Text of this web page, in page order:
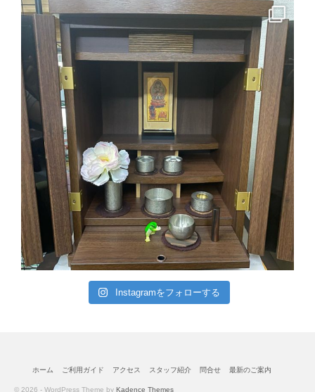
Instagramをフォローする
ホーム ご利用ガイド アクセス スタッフ紹介 問合せ 最新のご案内
© 2026 - WordPress Theme by Kadence Themes